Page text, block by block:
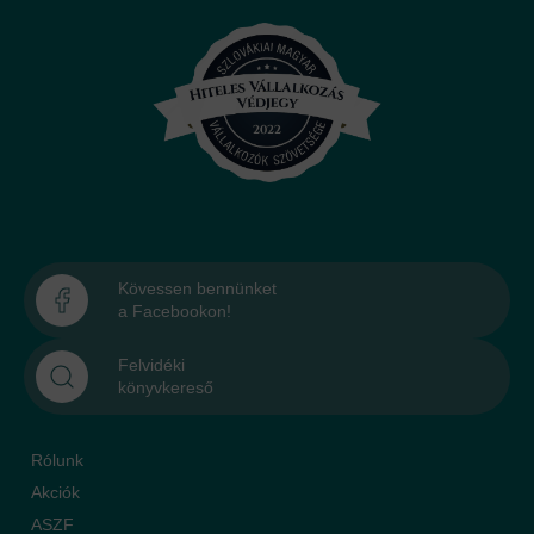
Kövessen bennünket
a Facebookon!
Felvidéki
könyvkereső
Rólunk
Akciók
ASZF